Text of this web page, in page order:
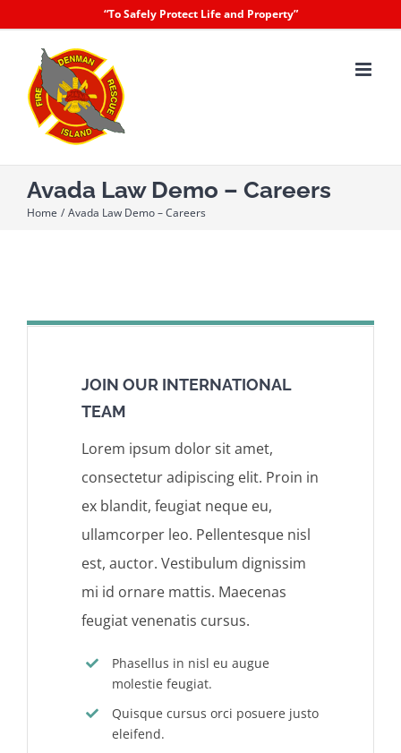
content
“To Safely Protect Life and Property”
Avada Law Demo – Careers
Home Avada Law Demo – Careers
JOIN OUR INTERNATIONAL
TEAM
Lorem ipsum dolor sit amet,
consectetur adipiscing elit. Proin in
ex blandit, feugiat neque eu,
ullamcorper leo. Pellentesque nisl
est, auctor. Vestibulum dignissim
mi id ornare mattis. Maecenas
feugiat venenatis cursus.
Phasellus in nisl eu augue
molestie feugiat.
Quisque cursus orci posuere justo
eleifend.